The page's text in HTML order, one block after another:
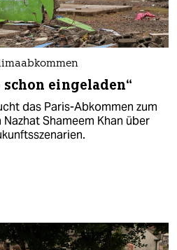
eingeladen“
das Paris-Abkommen zum
Shameem Khan über